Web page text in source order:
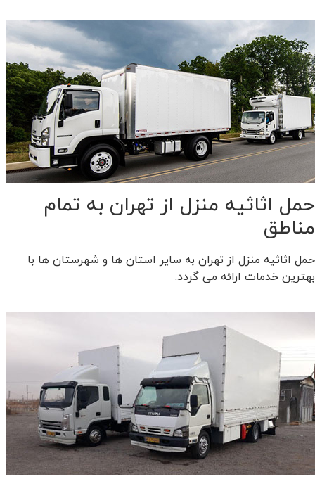
حمل اثاثیه منزل از تهران به تمام
مناطق
حمل اثاثیه منزل از تهران به سایر استان ها و شهرستان ها با
بهترین خدمات ارائه می گردد.